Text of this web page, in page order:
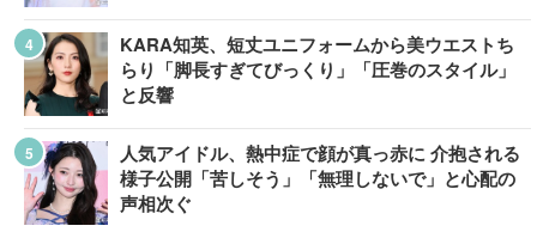
KARA知英、短丈ユニフォームから美ウエストち
らり「脚長すぎてびっくり」「圧巻のスタイル」
と反響
人気アイドル、熱中症で顔が真っ赤に 介抱される
様子公開「苦しそう」「無理しないで」と心配の
声相次ぐ